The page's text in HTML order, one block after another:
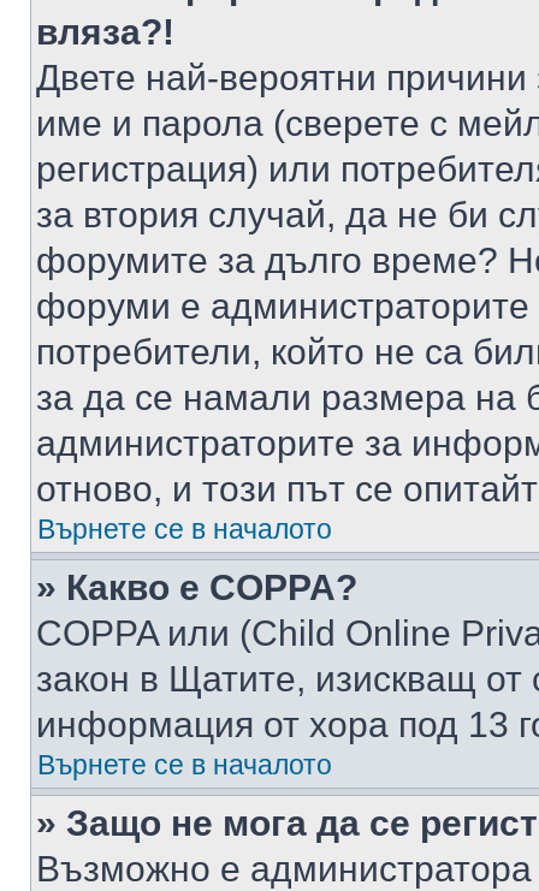
вляза?!
Двете най-вероятни
име и парола (сверете с
регистрация) или
за втория случай, да не би
форумите за дълго време?
форуми е администраторите
потребители, който не са
за да се намали размера на
администраторите за
отново, и този път се
Върнете се в началото
» Какво е COPPA?
COPPA или (Child Online
закон в Щатите, изискващ от
информация от хора под 13
Върнете се в началото
» Защо не мога да се
Възможно е